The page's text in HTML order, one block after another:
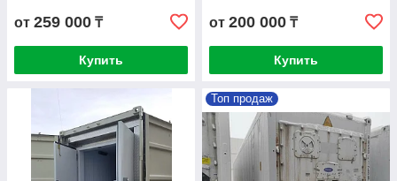
от 259 000 ₸
Купить
от 200 000 ₸
Купить
Топ продаж